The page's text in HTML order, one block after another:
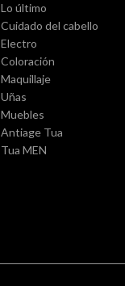
Lo último
Cuidado del cabello
Electro
Coloración
Maquillaje
Uñas
Muebles
Antiage Tua
Tua MEN